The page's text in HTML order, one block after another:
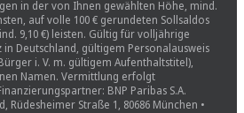
in der von Ihnen gewählten Höhe, mind.
auf volle 100 € gerundeten Sollsaldos
9,10 €) leisten. Gültig für volljährige
Deutschland, gültigem Personalausweis
i. V. m. gültigem Aufenthaltstitel),
Namen. Vermittlung erfolgt
BNP Paribas S.A.
Rüdesheimer Straße 1, 80686 München •